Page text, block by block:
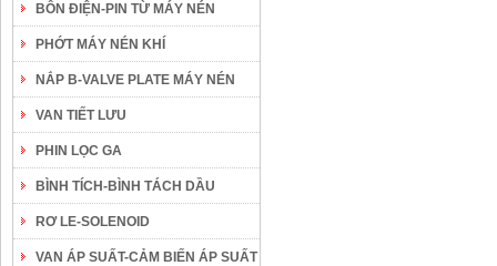
BÔN ĐIỆN-PIN TỪ MÁY NÉN
PHỚT MÁY NÉN KHÍ
NẮP B-VALVE PLATE MÁY NÉN
VAN TIẾT LƯU
PHIN LỌC GA
BÌNH TÍCH-BÌNH TÁCH DẦU
RƠ LE-SOLENOID
VAN ÁP SUẤT-CẢM BIẾN ÁP SUẤT